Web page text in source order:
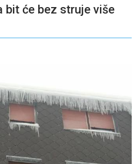
bit će bez struje više